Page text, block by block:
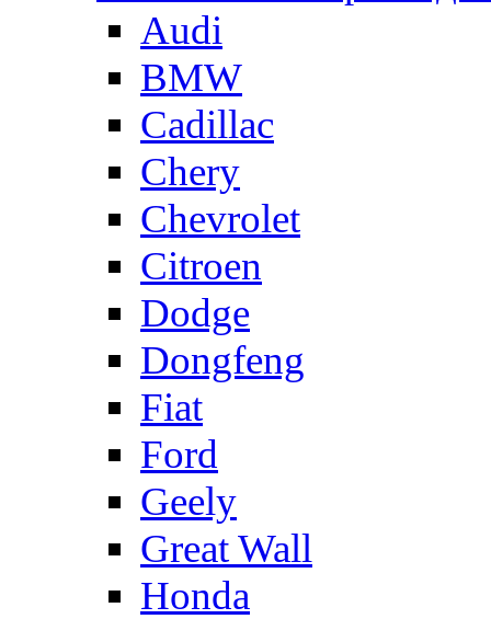
Audi
BMW
Cadillac
Chery
Chevrolet
Citroen
Dodge
Dongfeng
Fiat
Ford
Geely
Great Wall
Honda